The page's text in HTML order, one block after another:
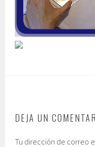
DEJA UN
Tu dirección de correo